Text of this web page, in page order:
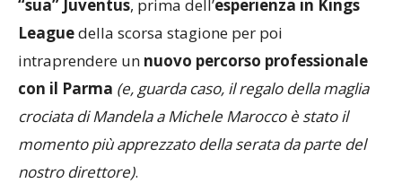
“sua” Juventus
intraprendere un
nuovo percorso professionale
con il Parma
(e, guarda caso, il regalo della maglia
crociata di Mandela a Michele Marocco è stato il
momento più apprezzato della serata da parte del